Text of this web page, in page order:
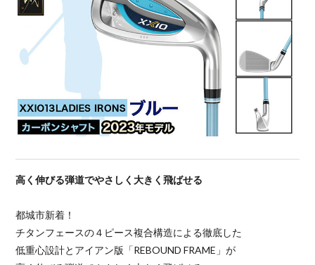
高く伸びる弾道でやさしく大きく飛ばせる
都城市新着！
チタンフェースの４ピース複合構造による徹底した
低重心設計とアイアン版「REBOUND FRAME」が